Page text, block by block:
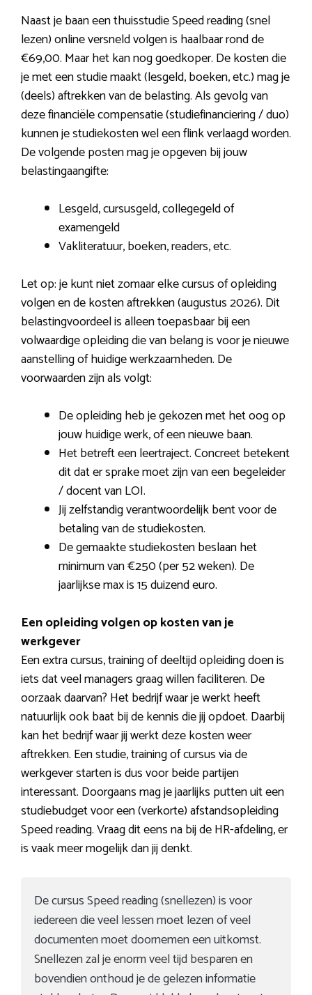
Naast je baan een thuisstudie Speed reading (snel
lezen) online versneld volgen is haalbaar rond de
€69,00. Maar het kan nog goedkoper. De kosten die
je met een studie maakt (lesgeld, boeken, etc.) mag je
(deels) aftrekken van de belasting. Als gevolg van
deze financiële compensatie (studiefinanciering / duo)
kunnen je studiekosten wel een flink verlaagd worden.
De volgende posten mag je opgeven bij jouw
belastingaangifte:
Lesgeld, cursusgeld, collegegeld of
examengeld
Vakliteratuur, boeken, readers, etc.
Let op: je kunt niet zomaar elke cursus of opleiding
volgen en de kosten aftrekken (augustus 2026). Dit
belastingvoordeel is alleen toepasbaar bij een
volwaardige opleiding die van belang is voor je nieuwe
aanstelling of huidige werkzaamheden. De
voorwaarden zijn als volgt:
De opleiding heb je gekozen met het oog op
jouw huidige werk, of een nieuwe baan.
Het betreft een leertraject. Concreet betekent
dit dat er sprake moet zijn van een begeleider
/ docent van LOI.
Jij zelfstandig verantwoordelijk bent voor de
betaling van de studiekosten.
De gemaakte studiekosten beslaan het
minimum van €250 (per 52 weken). De
jaarlijkse max is 15 duizend euro.
Een opleiding volgen op kosten van je
werkgever
Een extra cursus, training of deeltijd opleiding doen is
iets dat veel managers graag willen faciliteren. De
oorzaak daarvan? Het bedrijf waar je werkt heeft
natuurlijk ook baat bij de kennis die jij opdoet. Daarbij
kan het bedrijf waar jij werkt deze kosten weer
aftrekken. Een studie, training of cursus via de
werkgever starten is dus voor beide partijen
interessant. Doorgaans mag je jaarlijks putten uit een
studiebudget voor een (verkorte) afstandsopleiding
Speed reading. Vraag dit eens na bij de HR-afdeling, er
is vaak meer mogelijk dan jij denkt.
De cursus Speed reading (snellezen) is voor
iedereen die veel lessen moet lezen of veel
documenten moet doornemen een uitkomst.
Snellezen zal je enorm veel tijd besparen en
bovendien onthoud je de gelezen informatie